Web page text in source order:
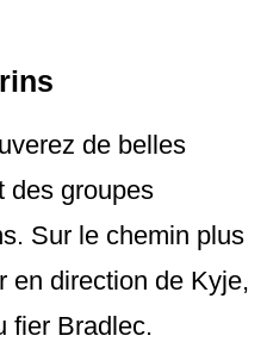
de belles
des groupes
Sur le chemin plus
en direction de Kyje,
fier Bradlec.